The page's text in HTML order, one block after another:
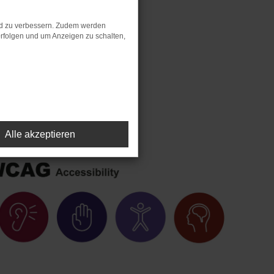
zu verbessern. Zudem werden
und um Anzeigen zu schalten,
Alle akzeptieren